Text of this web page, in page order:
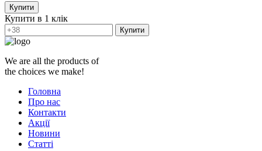
Купити
Купити в 1 клік
Купити
We are all the products of
the choices we make!
Головна
Про нас
Контакти
Акції
Новини
Статті